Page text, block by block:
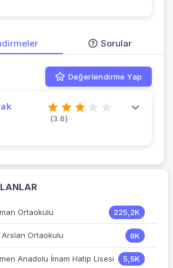
Sorular
Değerlendirme Yap
(3.6)
Ortaokulu 225,2K
Ortaokulu 6K
Anadolu İmam Hatip Lisesi 5,5K